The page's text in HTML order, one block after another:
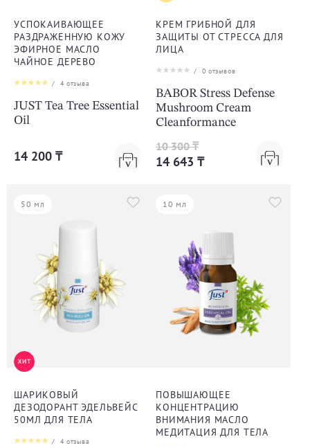
УСПОКАИВАЮЩЕЕ
РАЗДРАЖЕННУЮ КОЖУ
ЭФИРНОЕ МАСЛО
ЧАЙНОЕ ДЕРЕВО
/ 4отзыва
JUST Tea Tree Essential
Oil
14 200 ₸
КРЕМ ГРИБНОЙ ДЛЯ
ЗАЩИТЫ ОТ СТРЕССА ДЛЯ
ЛИЦА
/ 0 отзывов
BABOR Stress Defense
Mushroom Cream
Cleanformance
10 300 ₸
14 643 ₸
50 мл
ШАРИКОВЫЙ
ДЕЗОДОРАНТ ЭДЕЛЬВЕЙС
50МЛ ДЛЯ ТЕЛА
/ 4отзыва
10 мл
ПОВЫШАЮЩЕЕ
КОНЦЕНТРАЦИЮ
ВНИМАНИЯ МАСЛО
МЕДИТАЦИЯ ДЛЯ ТЕЛА